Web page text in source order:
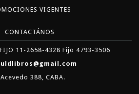
VIGENTES
CONTACTÁNOS
FIJO 11-2658-4328 Fijo 4793-3506
388, CABA.